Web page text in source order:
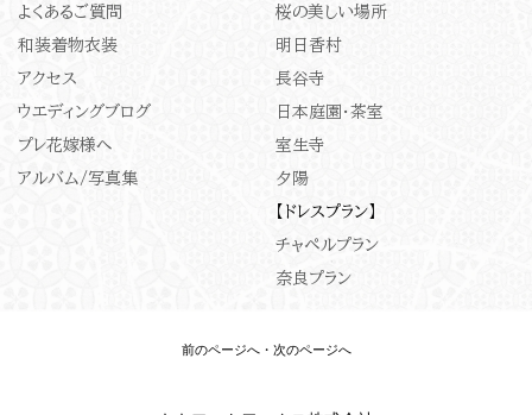
よくあるご質問
和装着物衣装
アクセス
ウエディングブログ
プレ花嫁様へ
アルバム/写真集
桜の美しい場所
明日香村
長谷寺
日本庭園・茶室
室生寺
夕陽
【ドレスプラン】
チャペルプラン
奈良プラン
前のページへ・ 次のページへ